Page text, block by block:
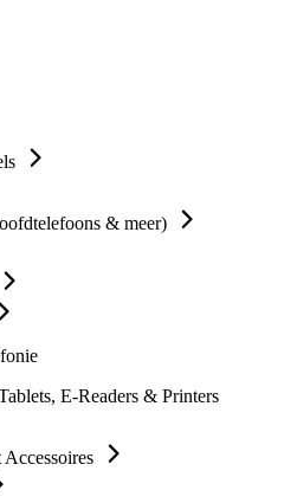
& meer)
E-Readers & Printers